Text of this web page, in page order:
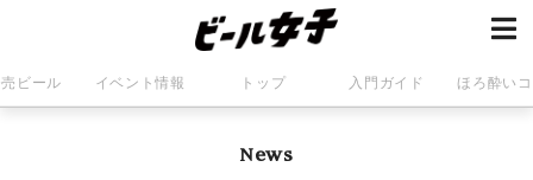
ビール イベント情報 トップ 入門ガイド ほろ酔い
News